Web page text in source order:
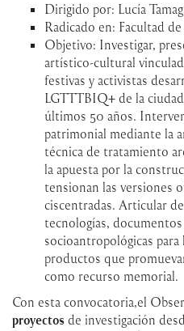
Dirigido por: Lucía
Radicado en: Facultad
Objetivo: Investigar,
artístico-cultural
festivas y activistas
LGTTTBIQ+ de la
últimos 50 años.
patrimonial mediante la
técnica de tratamiento
la apuesta por la
tensionan las versiones
ciscentradas. Articular
tecnologías,
socioantropológicas
productos que
como recurso memorial.
Con esta convocatoria,el
proyectos de investigación